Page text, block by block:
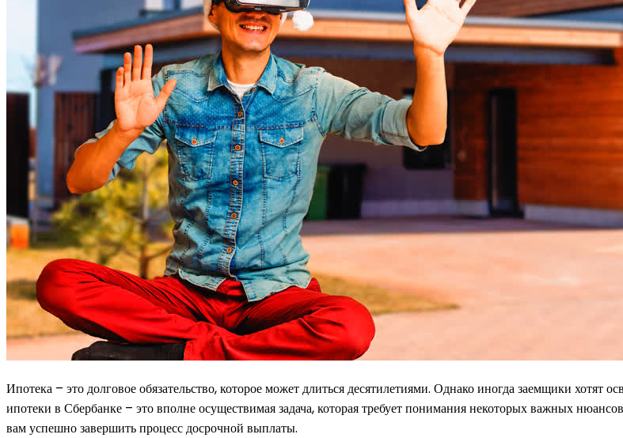
Ипотека – это долговое обязательство, которое может длиться десятилетиями. Однако иногда заемщики хотят
ипотеки в Сбербанке – это вполне осуществимая задача, которая требует понимания некоторых важных
вам успешно завершить процесс досрочной выплаты.